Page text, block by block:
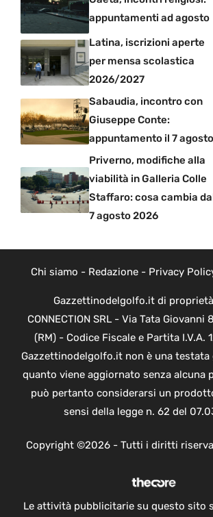
appuntamenti ad agosto
Latina, iscrizioni aperte
per mensa scolastica
2026/2027
Sabaudia, incontro con
Giuseppe Conte:
appuntamento il 7 agosto
Priverno, modifiche alla
viabilità in Galleria Colle
Staffaro: cosa cambia
7 agosto 2026
Chi siamo - Redazione- Privacy
Gazzettinodelgolfo.it di proprietà
CONNECTION SRL - Via Tata Giovanni
(RM) - Codice Fiscale e Partita I.V.A.
Gazzettinodelgolfo.it non è una
quanto viene aggiornato senza alcuna
può pertanto considerarsi un
sensi della legge n. 62 del
Copyright ©2026 - Tutti i diritti
Le attività pubblicitarie su questo sito